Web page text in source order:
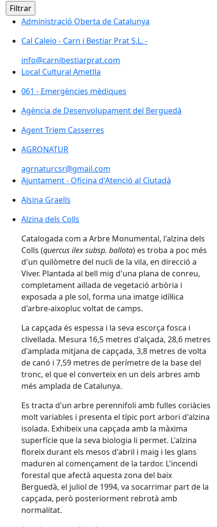
Administració Oberta de Catalunya
Administració Oberta de Catalunya
Cal Caleio - Carn i Bestiar Prat S.L. -
Cal Caleio - Carn i Bestiar Prat S.L. -
info@carnibestiarprat.com
Local Cultural Ametlla
Local Cultural Ametlla
061 - Emergències mèdiques
061 - Emergències mèdiques
Agència de Desenvolupament del Berguedà
Agent Triem Casserres
AGRONATUR
agrnaturcsr@gmail.com
Ajuntament - Oficina d'Atenció al Ciutadà
Ajuntament - Oficina d'Atenció al Ciutadà
Alsina Graells
Alzina dels Colls
Alzina dels Colls
Catalogada com a Arbre Monumental, l'alzina dels
Colls (quercus ilex subsp. ballota) es troba a poc més
d'un quilòmetre del nucli de la vila, en direcció a
Viver. Plantada al bell mig d'una plana de conreu,
completament aïllada de vegetació arbòria i
exposada a ple sol, forma una imatge idíl·lica
d'arbre-aixopluc voltat de camps.
La capçada és espessa i la seva escorça fosca i
clivellada. Mesura 16,5 metres d'alçada, 28,6 metres
d'amplada mitjana de capçada, 3,8 metres de volta
de canó i 7,59 metres de perímetre de la base del
tronc, el que el converteix en un dels arbres amb
més amplada de Catalunya.
Es tracta d'un arbre perennifoli amb fulles coriàcies
molt variables i presenta el típic port arbori d'alzina
isolada. Exhibeix una capçada amb la màxima
superfície que la seva biologia li permet. L'alzina
floreix durant els mesos d'abril i maig i les glans
maduren al començament de la tardor. L'incendi
forestal que afectà aquesta zona del baix
Berguedà, el juliol de 1994, va socarrimar part de la
capçada, però posteriorment rebrotà amb
normalitat.